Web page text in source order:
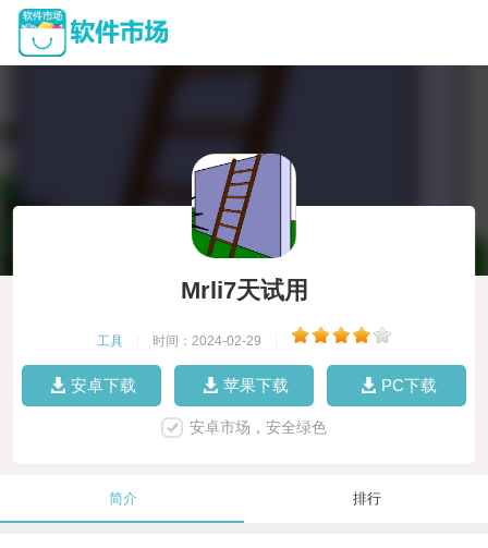
Mrli7天试用
工具 时间：2024-02-29
安卓下载 苹果下载 PC下载
安卓市场，安全绿色
简介 排行